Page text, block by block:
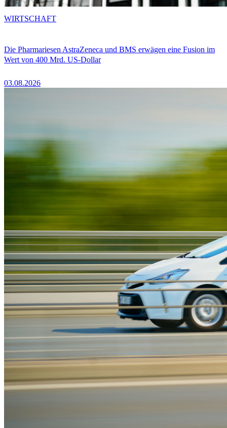
Die Pharmariesen AstraZeneca und BMS erwägen eine Fusion im
Wert von 400 Mrd. US-Dollar
03.08.2026
WIRTSCHAFT